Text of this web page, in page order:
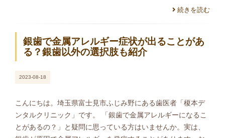
続きを読む
銀歯で金属アレルギー症状が出ることがあ
る？銀歯以外の選択肢も紹介
2023-08-18
こんにちは。埼玉県富士見市ふじみ野にある歯医者「榎本デ
ンタルクリニック」です。 「銀歯で金属アレルギーになるこ
とがあるの？」と疑問に思っている方はいませんか。実は、